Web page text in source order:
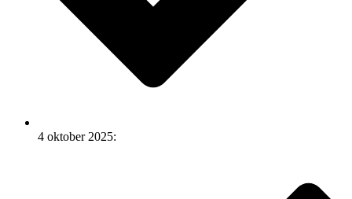
4 oktober 2025: